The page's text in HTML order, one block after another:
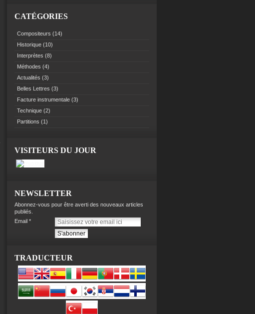
CATÉGORIES
Compositeurs (14)
Historique (10)
Interprètes (8)
Méthodes (4)
Actualités (3)
Belles Lettres (3)
Facture instrumentale (3)
Technique (2)
Partitions (1)
VISITEURS DU JOUR
NEWSLETTER
Abonnez-vous pour être averti des nouveaux articles
publiés.
Email
TRADUCTEUR